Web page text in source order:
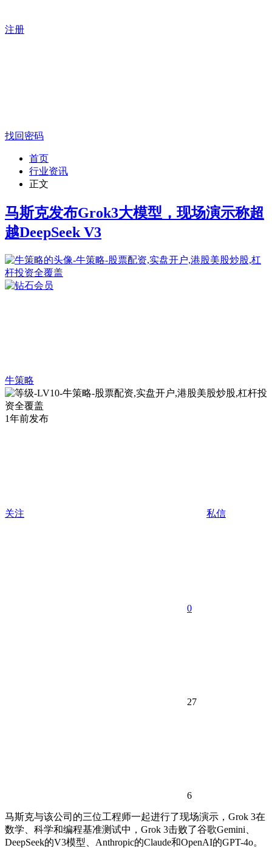
注册
找回密码
首页
行业资讯
正文
马斯克发布Grok3大模型，现场演示称超
越DeepSeek V3
牛策略
1年前发布
关注 私信
0
27
6
马斯克与该公司的三位工程师一起进行了现场演示，Grok 3在
数学、科学和编程基准测试中，Grok 3击败了谷歌Gemini、
DeepSeek的V3模型、Anthropic的Claude和OpenAI的GPT-4o。